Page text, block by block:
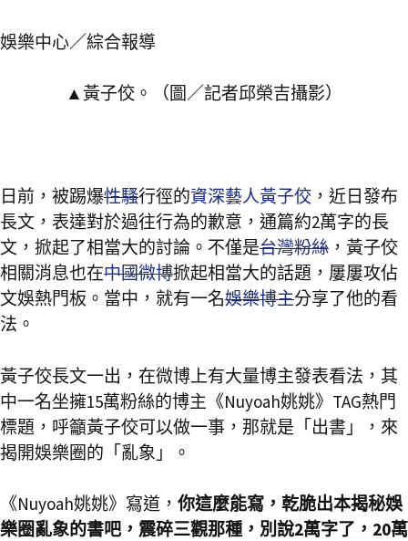
娛樂中心／綜合報導
▲黃子佼。（圖／記者邱榮吉攝影）
日前，被踢爆性騷行徑的資深藝人黃子佼 ，近日發布
長文，表達對於過往行為的歉意，通篇約2萬字的長
文，掀起了相當大的討論。不僅是台灣粉絲 ，黃子佼
相關消息也在中國微博掀起相當大的話題，屢屢攻佔
文娛熱門板。當中，就有一名娛樂博主分享了他的看
法。
黃子佼長文一出，在微博上有大量博主發表看法，其
中一名坐擁15萬粉絲的博主《Nuyoah姚姚》TAG熱門
標題，呼籲黃子佼可以做一事，那就是「出書」，來
揭開娛樂圈的「亂象」。
《Nuyoah姚姚》寫道， 你這麼能寫，乾脆出本揭秘娛
樂圈亂象的書吧，震碎三觀那種，別說2萬字了，20萬